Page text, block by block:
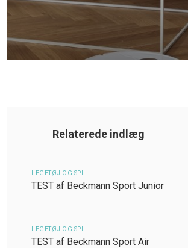
Relaterede indlæg
LEGETØJ OG SPIL
TEST af Beckmann Sport Junior
LEGETØJ OG SPIL
TEST af Beckmann Sport Air